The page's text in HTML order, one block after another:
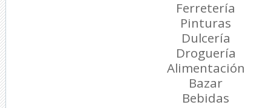
Ferretería
Pinturas
Dulcería
Droguería
Alimentación
Bazar
Bebidas